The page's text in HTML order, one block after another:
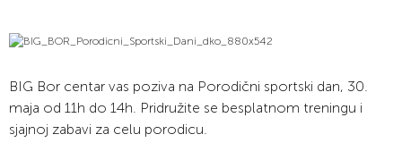
BIG Bor centar vas poziva na Porodični sportski dan, 30.
maja od 11h do 14h. Pridružite se besplatnom treningu i
sjajnoj zabavi za celu porodicu.